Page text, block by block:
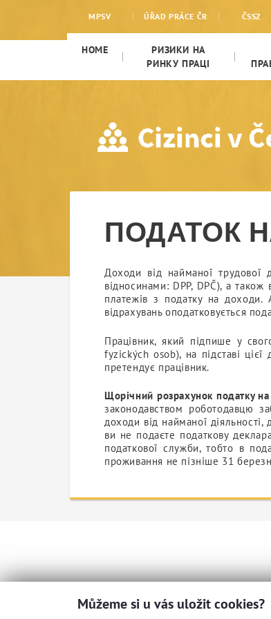
ПОДАТОК НА
MPSV ÚŘAD PRÁCE ČR ČSSZ
HOME
РИЗИКИ НА
РИНКУ ПРАЦІ
ПОДАТОК
Доходи від найманої трудової
відносинами: DPP, DPČ), а
платежів з податку на
відрахувань оподатковується
Працівник, який підпише у
fyzických osob), на підставі цієї
претендує працівник.
Щорічний розрахунок податку
законодавством роботодавцю
доходи від найманої
ви не подаєте податкову
податкової служби, тобто в
проживання не пізніше 31
Můžeme si u vás uložit cookies?